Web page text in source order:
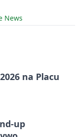
News
na Placu
up